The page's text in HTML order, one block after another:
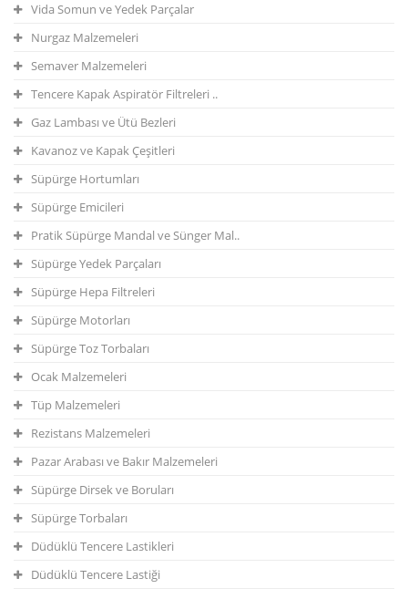
Vida Somun ve Yedek Parçalar
Nurgaz Malzemeleri
Semaver Malzemeleri
Tencere Kapak Aspiratör Filtreleri ..
Gaz Lambası ve Ütü Bezleri
Kavanoz ve Kapak Çeşitleri
Süpürge Hortumları
Süpürge Emicileri
Pratik Süpürge Mandal ve Sünger Mal..
Süpürge Yedek Parçaları
Süpürge Hepa Filtreleri
Süpürge Motorları
Süpürge Toz Torbaları
Ocak Malzemeleri
Tüp Malzemeleri
Rezistans Malzemeleri
Pazar Arabası ve Bakır Malzemeleri
Süpürge Dirsek ve Boruları
Süpürge Torbaları
Düdüklü Tencere Lastikleri
Düdüklü Tencere Lastiği